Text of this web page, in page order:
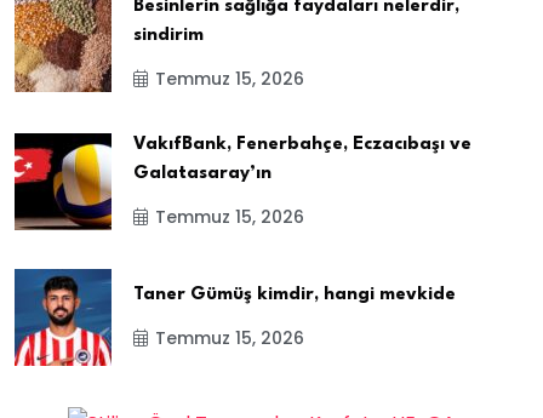
Besinlerin sağlığa faydaları nelerdir,
sindirim
Temmuz 15, 2026
VakıfBank, Fenerbahçe, Eczacıbaşı ve
Galatasaray’ın
Temmuz 15, 2026
Taner Gümüş kimdir, hangi mevkide
Temmuz 15, 2026